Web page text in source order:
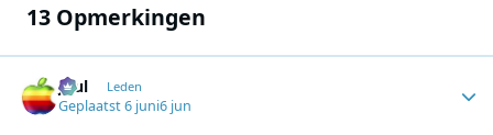
13 Opmerkingen
Juul Leden
Geplaatst6 juni6 jun